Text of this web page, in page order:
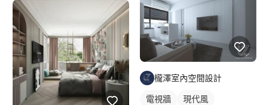
櫳澤室內空間設計
電視牆 現代風